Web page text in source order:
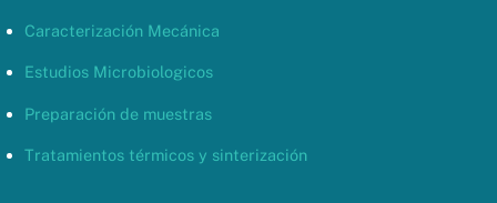
Caracterización Mecánica
Estudios Microbiologicos
Preparación de muestras
Tratamientos térmicos y sinterización